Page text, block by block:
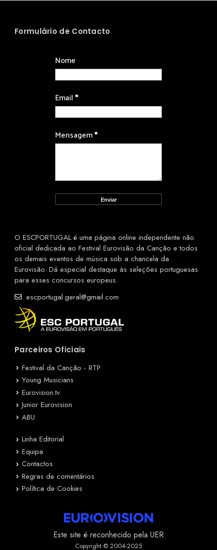
Formulário de Contacto
Nome
Email*
Mensagem*
O ESCPORTUGAL é uma página online independente não
oficial dedicada ao Festival Eurovisão da Canção e todos
os demais eventos de música sob a chancela da
Eurovisão. Dá especial destaque às seleções portuguesas
para esses concursos europeus.
escportugal.geral@gmail.com
Parceiros Oficiais
Festival da Canção - RTP
Young Musicians
Eurovision.tv
Junior Eurovision
ABU
Linha Editorial
Equipa
Contactos
Regras de comentários
Política de Cookies
Este site é reconhecido pela UER
Copyright © 2004-2025